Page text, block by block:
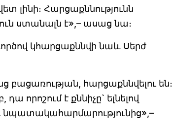
լինի։ Հարցաքննությունն
ստանալն է»,– ասաց նա։
կհարցաքննվի նաև Սերժ
բացառության, հարցաքննվելու են։
որոշում է քննիչը` ելնելով
նպատակահարմարությունից»,–